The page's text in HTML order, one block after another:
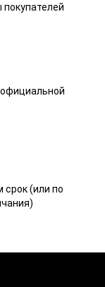
срок (или по